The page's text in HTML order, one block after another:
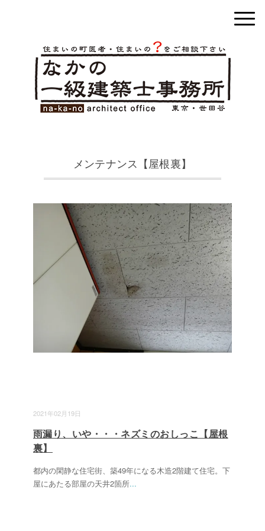
メンテナンス【屋根裏】
2021年02月19日
雨漏り、いや・・・ネズミのおしっこ【屋根
裏】
都内の閑静な住宅街、築49年になる木造2階建て住宅。下
屋にあたる部屋の天井2箇所...